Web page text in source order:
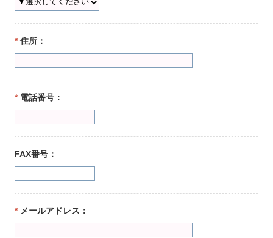
*住所：
* 電話番号：
FAX番号：
* メールアドレス：